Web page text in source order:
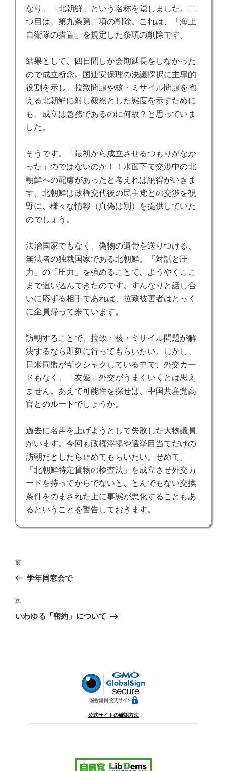
なり、「北朝鮮」という名称を隠しました。二
つ目は、第九条第二項の削除。これは、「海上
自衛隊の措置」を規定した条項の削除です。
結果として、四日間しか会期延長をしなかった
ので成立断念。国連安保理の決議採択に主導的
役割を示し、拉致問題や核・ミサイル問題を抱
える北朝鮮に対し毅然とした態度を示すために
も、成立は急務であるのに何故？と思っていま
した。
そうです。「最初から成立させるつもりがなか
った」のではないのか！！水面下で交渉中の北
朝鮮への配慮があったと考えれば納得がいきま
す。北朝鮮は政権交代後の民主党との交渉を視
野に、様々な情報（真偽は別）を提供していた
のでしょう。
法治国家でもなく、偽物の遺骨を送りつける、
無法者の独裁国家である北朝鮮。「対話と圧
力」の「圧力」を強めることで、ようやくここ
まで追い込んできたのです。すんなりと話し合
いに応ずる相手であれば、拉致被害者はとっく
に全員帰って来ています。
訪朝することで、拉致・核・ミサイル問題が解
決するなら即刻に行ってもらいたい。しかし、
日米同盟がギクシャクしている中で、外交カー
ドもなく、「友愛」外交がうまくいくとは思え
ません。あえて可能性を探せば、中国共産党高
官とのルートでしょうか。
過去に名声を上げようとして失敗した大物議員
がいます。今回も政権浮揚や選挙目当てだけの
訪朝だとしたら止めてもらいたい。せめて、
「北朝鮮特定貨物の検査法」を成立させ外交カ
ードを持ってからでないと、とんでもない交換
条件をのまされた上に事態が悪化することもあ
るということを警告しておきます。
投
ビ
ゲ
前
の
稿
前
学年同窓会で
次
の
次
いわゆる「密約」について
公式サイトの確認方法